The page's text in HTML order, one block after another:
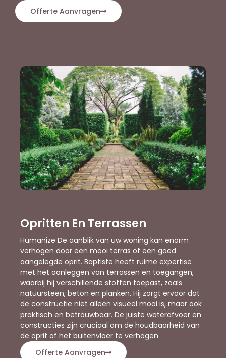
Offerte Aanvragen
Opritten En Terrassen
Humanize De aanblik van uw woning kan enorm
verhogen door een mooi terras of een goed
aangelegde oprit. Baptiste heeft ruime expertise
met het aanleggen van terrassen en toegangen,
waarbij hij verschillende stoffen toepast, zoals
natuursteen, beton en planken. Hij zorgt ervoor dat
de constructie niet alleen visueel mooi is, maar ook
praktisch en betrouwbaar. De juiste waterafvoer en
constructies zijn cruciaal om de houdbaarheid van
de oprit of het buitenvloer te verhogen.
Offerte Aanvragen